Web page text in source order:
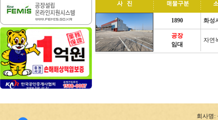
1890 화성
공장
임대
자연
회사명: